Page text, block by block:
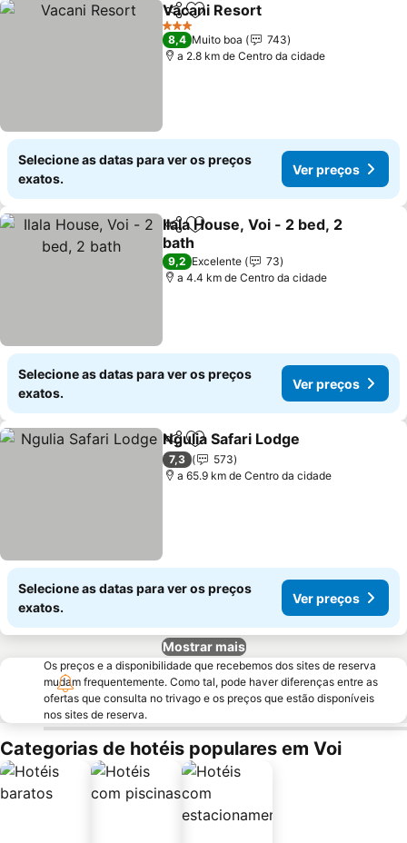
PartilharAdicionar aos favoritos
Vacani Resort
3 Estrelas
8,4 Muito boa
743
a 2.8 km de Centro da cidade
Selecione as datas para ver os preços
exatos.
Ver preços
PartilharAdicionar aos favoritos
Ilala House, Voi - 2 bed, 2
bath
9,2 Excelente
73
a 4.4 km de Centro da cidade
Selecione as datas para ver os preços
exatos.
Ver preços
PartilharAdicionar aos favoritos
Ngulia Safari Lodge
7,3
573
a 65.9 km de Centro da cidade
Selecione as datas para ver os preços
exatos.
Ver preços
Mostrar mais
Os preços e a disponibilidade que recebemos dos sites de reserva
mudam frequentemente. Como tal, pode haver diferenças entre as
ofertas que consulta no trivago e os preços que estão disponíveis
nos sites de reserva.
Categorias de hotéis populares em Voi